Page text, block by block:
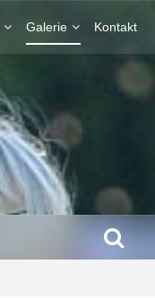
Galerie Kontakt